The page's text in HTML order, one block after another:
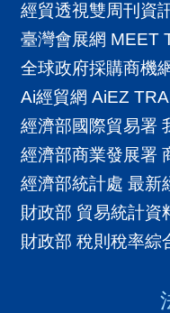
經貿透視雙周刊資
臺灣會展網 MEET
全球政府採購商機
Ai經貿網 AiEZ
經濟部國際貿易署
經濟部商業發展署
經濟部統計處 最新
財政部 貿易統計資
財政部 稅則稅率綜